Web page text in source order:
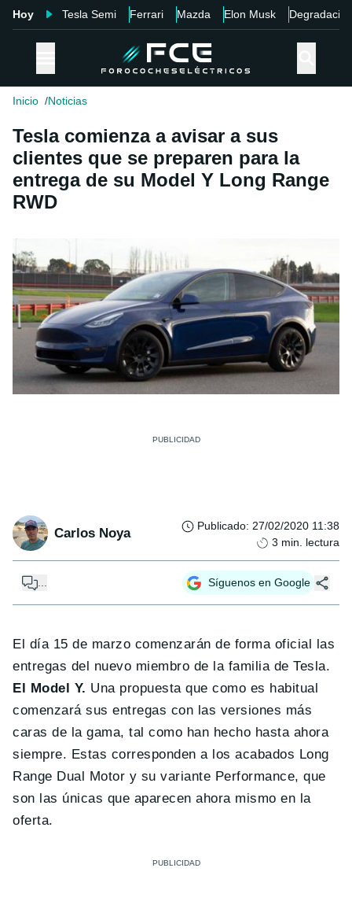
Hoy Tesla Semi Ferrari Mazda Elon Musk Degradación
Inicio Noticias
Tesla comienza a avisar a sus
clientes que se preparen para la
entrega de su Model Y Long Range
RWD
Carlos Noya Publicado: 27/02/2020 11:38
3 min. lectura
Síguenos en Google
El día 15 de marzo comenzarán de forma oficial las
entregas del nuevo miembro de la familia de Tesla.
El Model Y. Una propuesta que como es habitual
comenzará sus entregas con las versiones más
caras de la gama, tal como han hecho hasta ahora
siempre. Estas corresponden a los acabados Long
Range Dual Motor y su variante Performance, que
son las únicas que aparecen ahora mismo en la
oferta.